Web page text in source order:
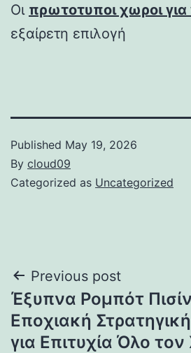
Οι πρωτοτυποι χωροι για
εξαίρετη επιλογή
Published May 19, 2026
By cloud09
Categorized as Uncategorized
Post
navigation
Previous post
Έξυπνα Ρομπότ
Εποχιακή
για Επιτυχία Όλο